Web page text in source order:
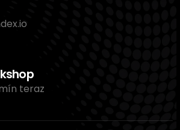
teraz